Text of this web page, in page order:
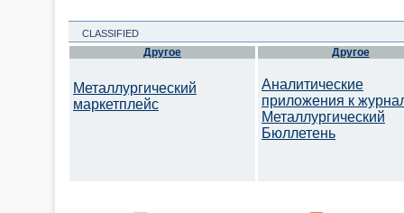
CLASSIFIED
Другое
Металлургический
маркетплейс
Другое
Аналитические
приложения к
Металлургический
Бюллетень